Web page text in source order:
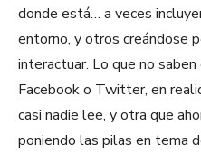
donde está… a veces
entorno, y otros creándose
interactuar. Lo que no
Facebook o Twitter, en
casi nadie lee, y otra que
poniendo las pilas en tema